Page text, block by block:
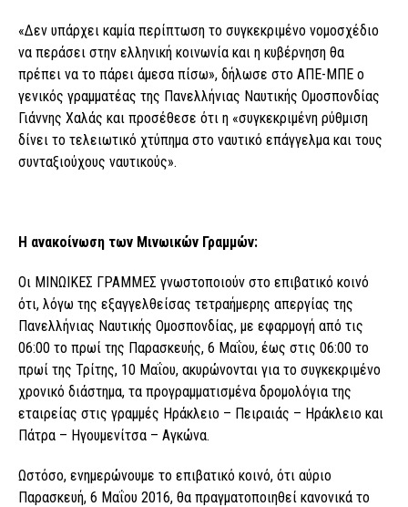
«Δεν υπάρχει καμία περίπτωση το συγκεκριμένο νομοσχέδιο
να περάσει στην ελληνική κοινωνία και η κυβέρνηση θα
πρέπει να το πάρει άμεσα πίσω», δήλωσε στο ΑΠΕ-ΜΠΕ ο
γενικός γραμματέας της Πανελλήνιας Ναυτικής Ομοσπονδίας
Γιάννης Χαλάς και προσέθεσε ότι η «συγκεκριμένη ρύθμιση
δίνει το τελειωτικό χτύπημα στο ναυτικό επάγγελμα και τους
συνταξιούχους ναυτικούς».
Η ανακοίνωση των Μινωικών Γραμμών:
Οι ΜΙΝΩΙΚΕΣ ΓΡΑΜΜΕΣ γνωστοποιούν στο επιβατικό κοινό
ότι, λόγω της εξαγγελθείσας τετραήμερης απεργίας της
Πανελλήνιας Ναυτικής Ομοσπονδίας, με εφαρμογή από τις
06:00 το πρωί της Παρασκευής, 6 Μαΐου, έως στις 06:00 το
πρωί της Τρίτης, 10 Μαΐου, ακυρώνονται για το συγκεκριμένο
χρονικό διάστημα, τα προγραμματισμένα δρομολόγια της
εταιρείας στις γραμμές Ηράκλειο – Πειραιάς – Ηράκλειο και
Πάτρα – Ηγουμενίτσα – Αγκώνα.
Ωστόσο, ενημερώνουμε το επιβατικό κοινό, ότι αύριο
Παρασκευή, 6 Μαΐου 2016, θα πραγματοποιηθεί κανονικά το